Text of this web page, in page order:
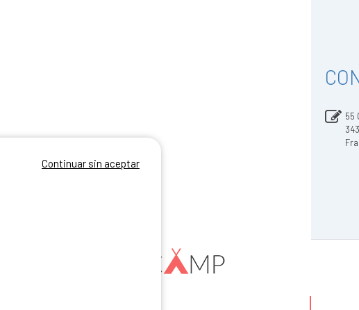
55
Continuar sin aceptar